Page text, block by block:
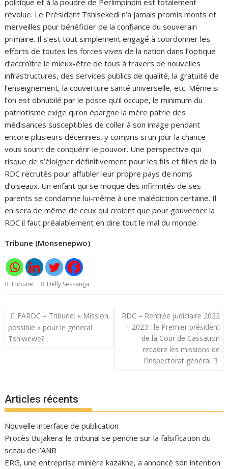
politique et à la poudre de Perlimpinpin est totalement
révolue. Le Président Tshisekedi n’a jamais promis monts et
merveilles pour bénéficier de la confiance du souverain
primaire. Il s’est tout simplement engagé à coordonner les
efforts de toutes les forces vives de la nation dans l’optique
d’accroître le mieux-être de tous à travers de nouvelles
infrastructures, des services publics de qualité, la gratuité de
l’enseignement, la couverture santé universelle, etc. Même si
l’on est obnubilé par le poste qu’il occupe, le minimum du
patriotisme exige qu’on épargne la mère patrie des
médisances susceptibles de coller à son image pendant
encore plusieurs décennies, y compris si un jour la chance
vous sourit de conquérir le pouvoir. Une perspective qui
risque de s’éloigner définitivement pour les fils et filles de la
RDC recrutés pour affubler leur propre pays de noms
d’oiseaux. Un enfant qui se moque des infirmités de ses
parents se condamne lui-même à une malédiction certaine. Il
en sera de même de ceux qui croient que pour gouverner la
RDC il faut préalablement en dire tout le mal du monde.
Tribune (Monsenepwo)
Tribune Delly Sessanga
Navigation
de
l’article
FARDC – Tribune: « Mission
possible » pour le général
Tshiwewe?
RDC – Rentrée judiciaire 2022
– 2023 : le Premier président
de la Cour de Cassation
recadre les missions de
l’Inspectorat général
Articles récents
Nouvelle interface de publication
Procès Bujakera: le tribunal se penche sur la falsification du
sceau de l’ANR
ERG, une entreprise minière kazakhe, a annoncé son intention